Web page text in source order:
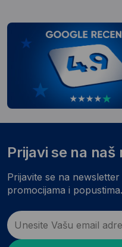
Prijavi se na
Prijavite se na
promocijama i popustima.